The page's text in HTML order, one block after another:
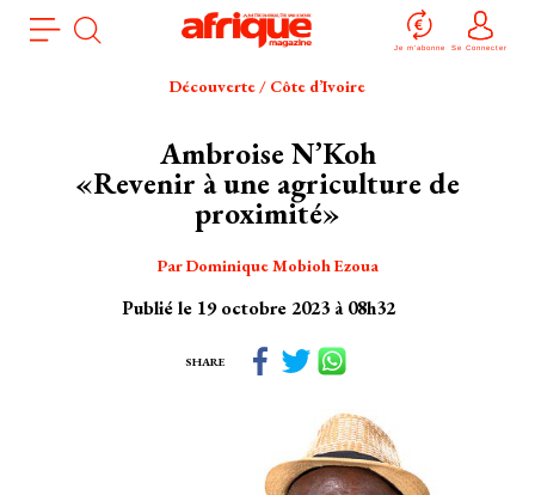
Je m'abonne Se Connecter
Découverte / Côte d’Ivoire
Ambroise N’Koh
«Revenir à une agriculture de
proximité»
Par Dominique Mobioh Ezoua
Publié le 19 octobre 2023 à 08h32
SHARE
Panneau de gestion des cookies